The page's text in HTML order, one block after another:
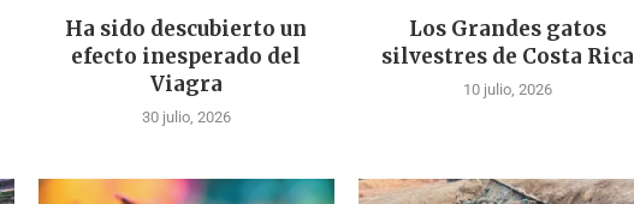
Ha sido descubierto un
efecto inesperado del
Viagra
30 julio, 2026
Los Grandes gatos
silvestres de Costa Rica
10 julio, 2026